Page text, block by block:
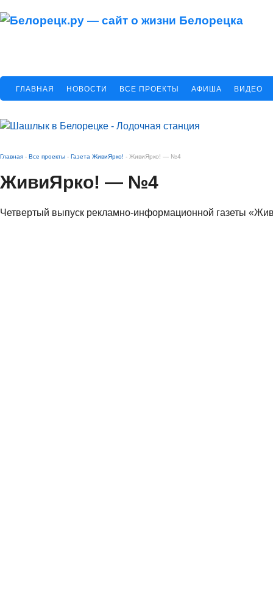
ГЛАВНАЯ НОВОСТИ ВСЕ ПРОЕКТЫ АФИША ВИДЕО
Главная - Все проекты - Газета ЖивиЯрко! - ЖивиЯрко! — №4
ЖивиЯрко! — №4
Четвертый выпуск рекламно-информационной газеты